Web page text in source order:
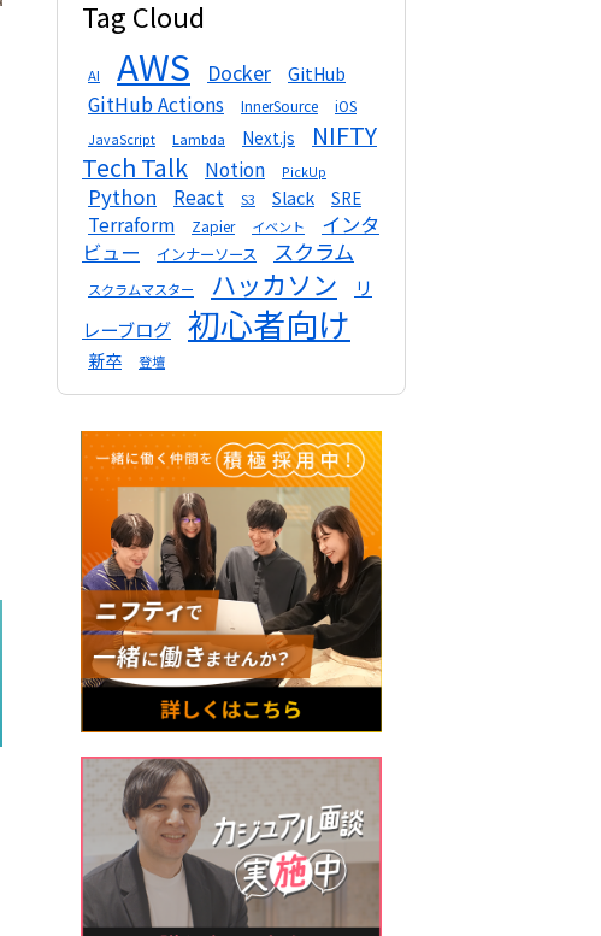
Tag Cloud
AI AWS Docker GitHub
GitHub Actions InnerSource iOS
JavaScript Lambda Next.js
NIFTY
Tech Talk
Notion PickUp
Python React S3 Slack SRE
Terraform Zapier イベント
インタ
ビュー
インナーソース スクラム
スクラムマスター ハッカソン
リ
レーブログ
初心者向け
新卒 登壇